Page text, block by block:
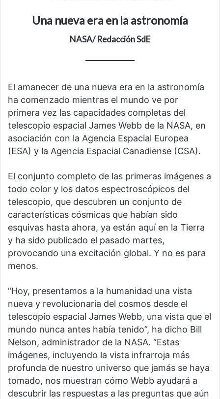
Una nueva era en la astronomía
NASA/ Redacción SdE
El amanecer de una nueva era en la astronomía
ha comenzado mientras el mundo ve por
primera vez las capacidades completas del
telescopio espacial James Webb de la NASA, en
asociación con la Agencia Espacial Europea
(ESA) y la Agencia Espacial Canadiense (CSA).
El conjunto completo de las primeras imágenes a
todo color y los datos espectroscópicos del
telescopio, que descubren un conjunto de
características cósmicas que habían sido
esquivas hasta ahora, ya están aquí en la Tierra
y ha sido publicado el pasado martes,
provocando una excitación global. Y no es para
menos.
“Hoy, presentamos a la humanidad una vista
nueva y revolucionaria del cosmos desde el
telescopio espacial James Webb, una vista que el
mundo nunca antes había tenido”, ha dicho Bill
Nelson, administrador de la NASA. “Estas
imágenes, incluyendo la vista infrarroja más
profunda de nuestro universo que jamás se haya
tomado, nos muestran cómo Webb ayudará a
descubrir las respuestas a las preguntas que aún